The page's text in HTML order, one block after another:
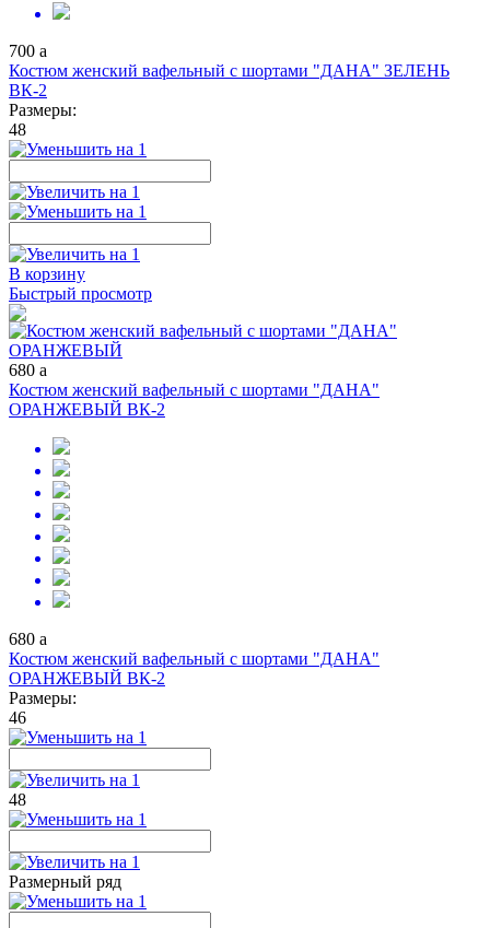
700 a
Костюм женский вафельный с шортами "ДАНА" ЗЕЛЕНЬ
ВК-2
Размеры:
48
В корзину
Быстрый просмотр
680 a
Костюм женский вафельный с шортами "ДАНА"
ОРАНЖЕВЫЙ ВК-2
680 a
Костюм женский вафельный с шортами "ДАНА"
ОРАНЖЕВЫЙ ВК-2
Размеры:
46
48
Размерный ряд